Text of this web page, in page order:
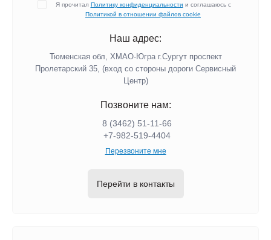
Я прочитал Политику конфиденциальности и соглашаюсь с
Политикой в отношении файлов cookie
Наш адрес:
Тюменская обл, ХМАО-Югра г.Сургут проспект
Пролетарский 35, (вход со стороны дороги Сервисный
Центр)
Позвоните нам:
8 (3462) 51-11-66
+7-982-519-4404
Перезвоните мне
Перейти в контакты